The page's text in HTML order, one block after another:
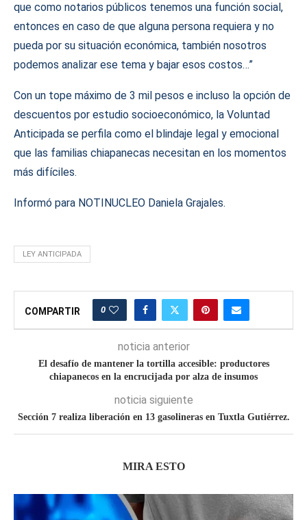
que como notarios públicos tenemos una función social,
entonces en caso de que alguna persona requiera y no
pueda por su situación económica, también nosotros
podemos analizar ese tema y bajar esos costos…”
Con un tope máximo de 3 mil pesos e incluso la opción de
descuentos por estudio socioeconómico, la Voluntad
Anticipada se perfila como el blindaje legal y emocional
que las familias chiapanecas necesitan en los momentos
más difíciles.
Informó para NOTINUCLEO Daniela Grajales.
LEY ANTICIPADA
COMPARTIR 0
noticia anterior
El desafío de mantener la tortilla accesible: productores
chiapanecos en la encrucijada por alza de insumos
noticia siguiente
Sección 7 realiza liberación en 13 gasolineras en Tuxtla Gutiérrez.
MIRA ESTO